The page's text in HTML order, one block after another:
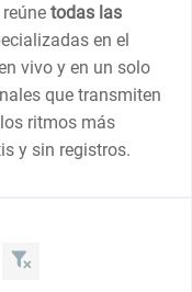
reúnetodas las
en el
vivo y en un solo
que transmiten
ritmos más
y sin registros.